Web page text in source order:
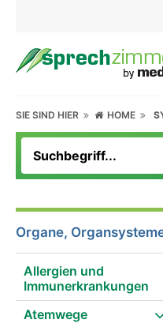
SIE SIND HIER HOME
Organe,
Allergien und
Immunerkrankungen
Atemwege